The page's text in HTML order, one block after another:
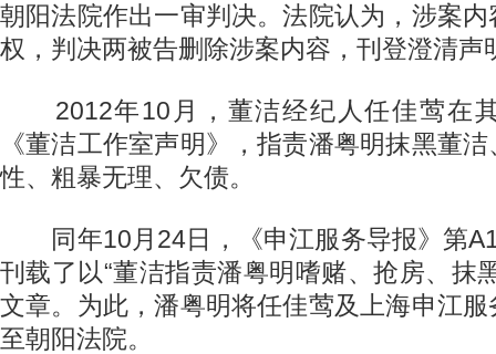
朝阳法院作出一审判决。法院认为，涉案
权，判决两被告删除涉案内容，刊登澄清声
2012年10月，董洁经纪人任佳莺在
《董洁工作室声明》，指责潘粤明抹黑董
性、粗暴无理、欠债。
同年10月24日，《申江服务导报》第
刊载了以“董洁指责潘粤明嗜赌、抢房、
文章。为此，潘粤明将任佳莺及上海申江
至朝阳法院。